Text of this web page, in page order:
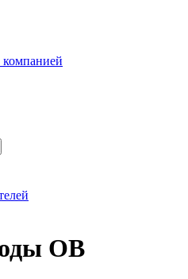
компанией
ОВ